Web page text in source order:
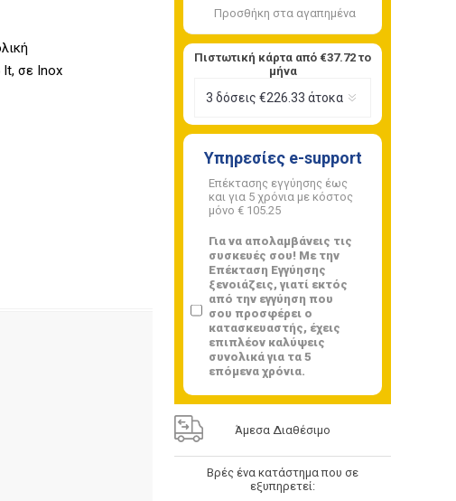
lt, σε Inox
Πιστωτική κάρτα από €37.72 το
μήνα
Υπηρεσίες e-support
Επέκτασης εγγύησης έως
και για 5 χρόνια με κόστος
μόνο € 105.25
Για να απολαμβάνεις τις
συσκευές σου! Με την
Επέκταση Εγγύησης
ξενοιάζεις, γιατί εκτός
από την εγγύηση που
σου προσφέρει ο
κατασκευαστής, έχεις
επιπλέον καλύψεις
συνολικά για τα 5
επόμενα χρόνια.
Άμεσα Διαθέσιμο
Βρές ένα κατάστημα που σε
εξυπηρετεί: